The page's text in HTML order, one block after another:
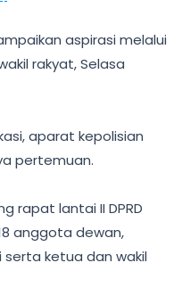
aspirasi melalui
rakyat, Selasa
aparat kepolisian
pertemuan.
rapat lantai II DPRD
anggota dewan,
serta ketua dan wakil